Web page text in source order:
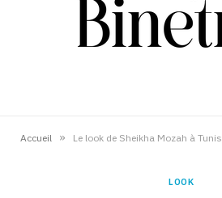
Accueil » Le look de Sheikha Mozah à Tunis
LOOK